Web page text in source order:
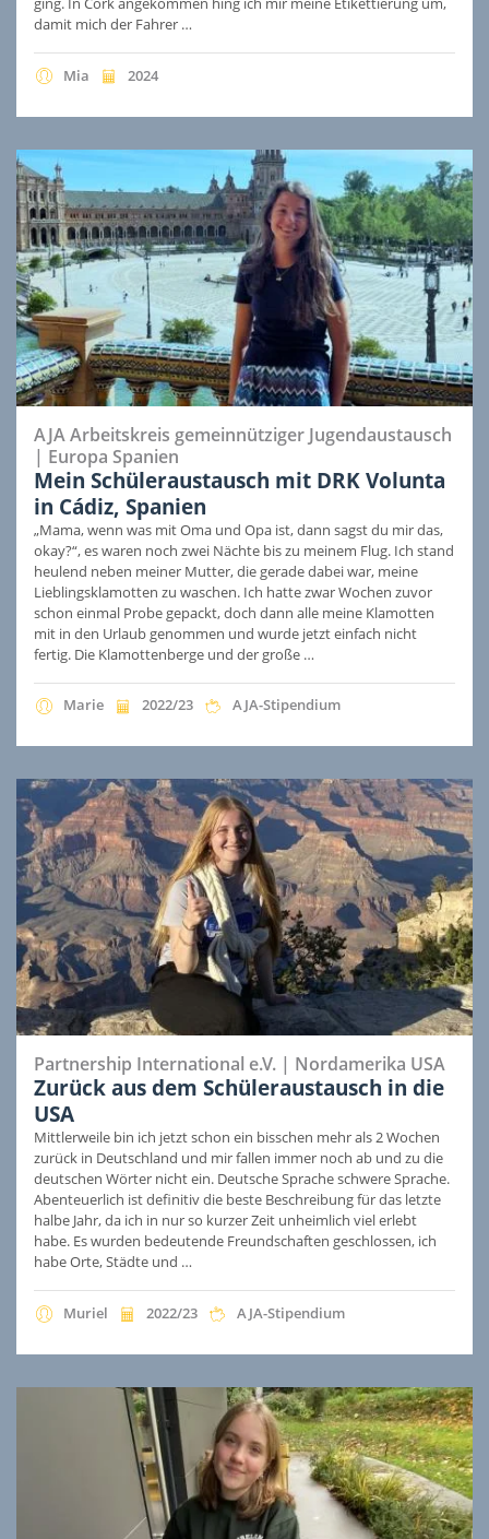
ging. In Cork angekommen hing ich mir meine Etikettierung um,
damit mich der Fahrer …
Mia 2024
AJA Arbeitskreis gemeinnütziger Jugendaustausch
| Europa Spanien
Mein Schüleraustausch mit DRK Volunta
in Cádiz, Spanien
„Mama, wenn was mit Oma und Opa ist, dann sagst du mir das,
okay?“, es waren noch zwei Nächte bis zu meinem Flug. Ich stand
heulend neben meiner Mutter, die gerade dabei war, meine
Lieblingsklamotten zu waschen. Ich hatte zwar Wochen zuvor
schon einmal Probe gepackt, doch dann alle meine Klamotten
mit in den Urlaub genommen und wurde jetzt einfach nicht
fertig. Die Klamottenberge und der große …
Marie 2022/23 AJA-Stipendium
Partnership International e.V. | Nordamerika USA
Zurück aus dem Schüleraustausch in die
USA
Mittlerweile bin ich jetzt schon ein bisschen mehr als 2 Wochen
zurück in Deutschland und mir fallen immer noch ab und zu die
deutschen Wörter nicht ein. Deutsche Sprache schwere Sprache.
Abenteuerlich ist definitiv die beste Beschreibung für das letzte
halbe Jahr, da ich in nur so kurzer Zeit unheimlich viel erlebt
habe. Es wurden bedeutende Freundschaften geschlossen, ich
habe Orte, Städte und …
Muriel 2022/23 AJA-Stipendium